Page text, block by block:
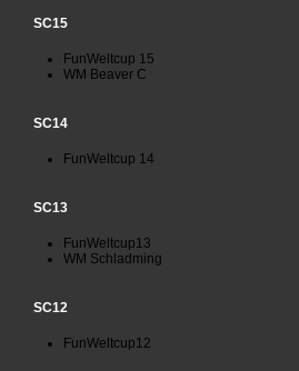
SC15
FunWeltcup 15
WM Beaver C
SC14
FunWeltcup 14
SC13
FunWeltcup13
WM Schladming
SC12
FunWeltcup12